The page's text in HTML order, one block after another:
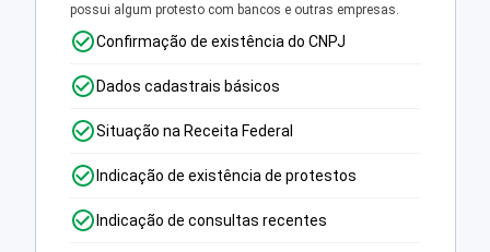
possui algum protesto com bancos e outras empresas.
Confirmação de existência do CNPJ
Dados cadastrais básicos
Situação na Receita Federal
Indicação de existência de protestos
Indicação de consultas recentes